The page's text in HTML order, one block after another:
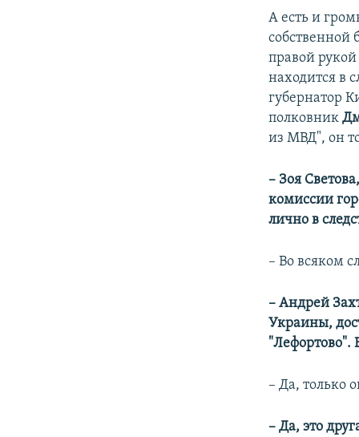
А есть и
собственной
правой
находится в
губернатор
полковник
из МВД", он
–​ Зоя
комиссии
лично в
– Во всяком
– Андрей
Украины,
"Лефортово".
– Да, только
– Да, это